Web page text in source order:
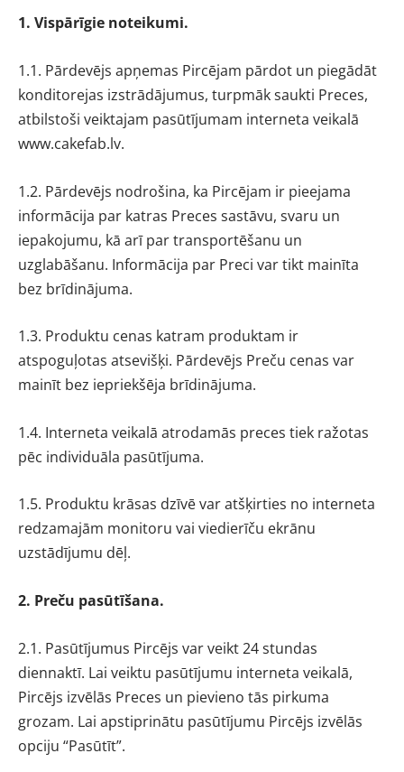
1. Vispārīgie noteikumi.
1.1. Pārdevējs apņemas Pircējam pārdot un piegādāt
konditorejas izstrādājumus, turpmāk saukti Preces,
atbilstoši veiktajam pasūtījumam interneta veikalā
www.cakefab.lv.
1.2. Pārdevējs nodrošina, ka Pircējam ir pieejama
informācija par katras Preces sastāvu, svaru un
iepakojumu, kā arī par transportēšanu un
uzglabāšanu. Informācija par Preci var tikt mainīta
bez brīdinājuma.
1.3. Produktu cenas katram produktam ir
atspoguļotas atsevišķi. Pārdevējs Preču cenas var
mainīt bez iepriekšēja brīdinājuma.
1.4. Interneta veikalā atrodamās preces tiek ražotas
pēc individuāla pasūtījuma.
1.5. Produktu krāsas dzīvē var atšķirties no interneta
redzamajām monitoru vai viedierīču ekrānu
uzstādījumu dēļ.
2. Preču pasūtīšana.
2.1. Pasūtījumus Pircējs var veikt 24 stundas
diennaktī. Lai veiktu pasūtījumu interneta veikalā,
Pircējs izvēlās Preces un pievieno tās pirkuma
grozam. Lai apstiprinātu pasūtījumu Pircējs izvēlās
opciju “Pasūtīt”.